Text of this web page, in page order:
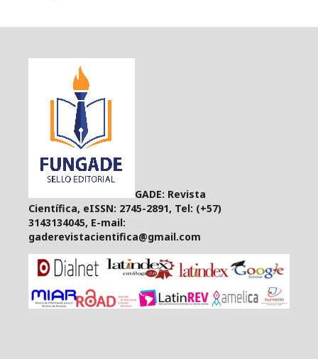
GADE: Revista
Científica, eISSN: 2745-2891, Tel: (+57)
3143134045, E-mail:
gaderevistacientifica@gmail.com